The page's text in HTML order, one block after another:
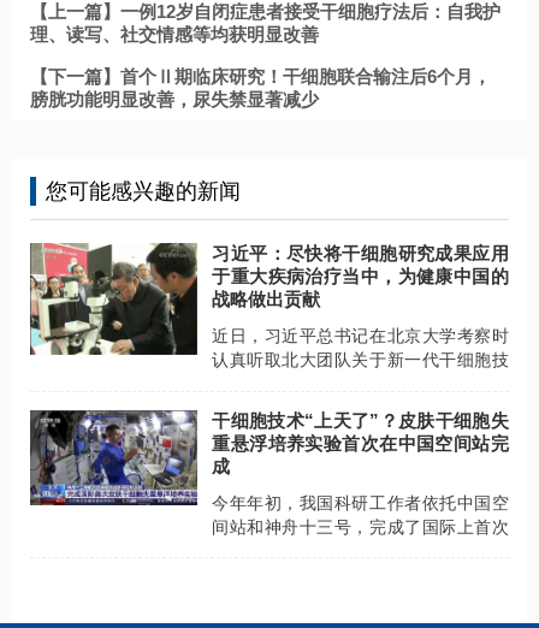
【上一篇】一例12岁自闭症患者接受干细胞疗法后：自我护
理、读写、社交情感等均获明显改善
【下一篇】首个Ⅱ期临床研究！干细胞联合输注后6个月，
膀胱功能明显改善，尿失禁显著减少
您可能感兴趣的新闻
习近平：尽快将干细胞研究成果应用
于重大疾病治疗当中，为健康中国的
战略做出贡献
近日，习近平总书记在北京大学考察时
认真听取北大团队关于新一代干细胞技
原理，并专门到显微镜下看了活的细
胞，高度肯定了团队的研究成果。
干细胞技术“上天了”？皮肤干细胞失
重悬浮培养实验首次在中国空间站完
成
今年年初，我国科研工作者依托中国空
间站和神舟十三号，完成了国际上首次